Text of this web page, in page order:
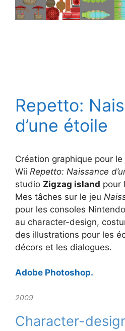
Repetto:
d’une étoile
Création graphique pour le
Wii Repetto: Naissance
studio Zigzag island pour
Mes tâches sur le jeu
pour les consoles
au character-design,
des illustrations pour les
décors et les dialogues.
Adobe Photoshop.
2009
Character-